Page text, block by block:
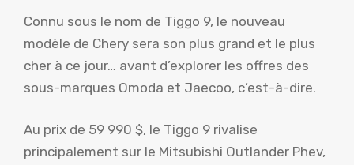
Connu sous le nom de Tiggo 9, le nouveau
modèle de Chery sera son plus grand et le plus
cher à ce jour… avant d’explorer les offres des
sous-marques Omoda et Jaecoo, c’est-à-dire.
Au prix de 59 990 $, le Tiggo 9 rivalise
principalement sur le Mitsubishi Outlander Phev,